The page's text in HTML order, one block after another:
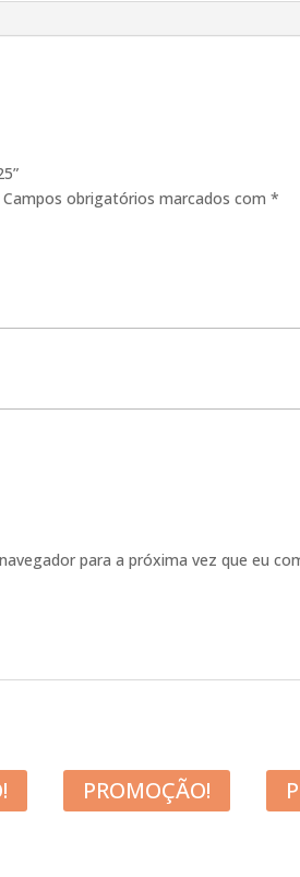
Campos obrigatórios marcados com*
para a próxima vez que eu
PROMOÇÃO!